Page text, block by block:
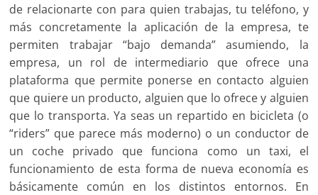
de relacionarte con para quien trabajas, tu teléfono, y
más concretamente la aplicación de la empresa, te
permiten trabajar “bajo demanda” asumiendo, la
empresa, un rol de intermediario que ofrece una
plataforma que permite ponerse en contacto alguien
que quiere un producto, alguien que lo ofrece y alguien
que lo transporta. Ya seas un repartido en bicicleta (o
“riders” que parece más moderno) o un conductor de
un coche privado que funciona como un taxi, el
funcionamiento de esta forma de nueva economía es
básicamente común en los distintos entornos. En